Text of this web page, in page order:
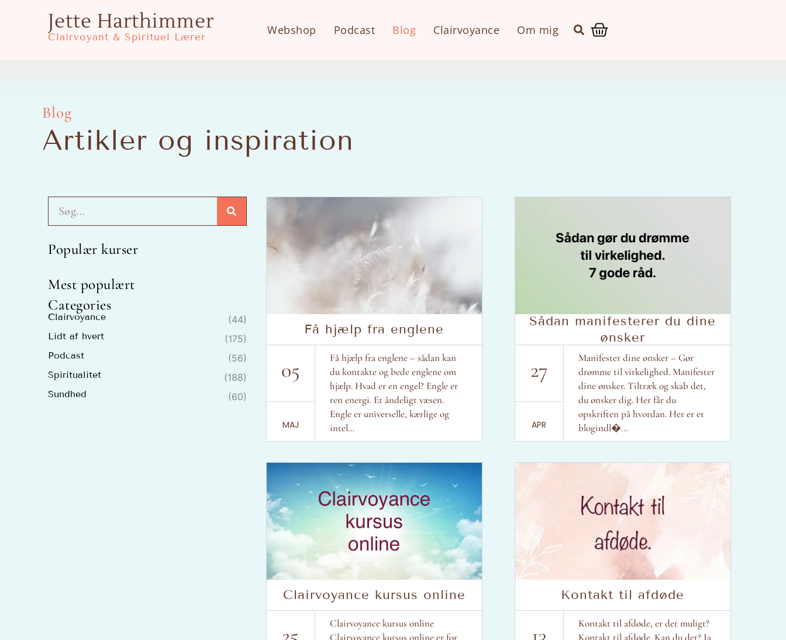
Jette Harthimmer
Clairvoyant & Spirituel Lærer
Webshop Podcast Blog Clairvoyance Om mig
Blog
Artikler og inspiration
Populær kurser
Mest populært
Categories
Clairvoyance (44)
Lidt af hvert (175)
Podcast (56)
Spiritualitet (188)
Sundhed (60)
Få hjælp fra englene
05
MAJ
Få hjælp fra englene – sådan kan
du kontakte og bede englene om
hjælp. Hvad er en engel? Engle er
ren energi. Et åndeligt væsen.
Engle er universelle, kærlige og
intel...
Sådan manifesterer du dine
ønsker
27
APR
Manifester dine ønsker – Gør
drømme til virkelighed. Manifester
dine ønsker. Tiltræk og skab det,
du ønsker dig. Her får du
opskriften på hvordan. Her er et
blogindl�...
Clairvoyance kursus online
Clairvoyance kursus online
Clairvoyance kursus online er for
Kontakt til afdøde
Kontakt til afdøde, er det muligt?
Kontakt til afdøde. Kan du det? Ja,